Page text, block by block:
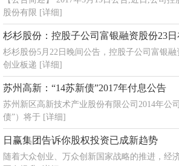
股份有限 [详细]
杉杉股份：控股子公司富银融资股份23
杉杉股份5月22日晚间公告，控股子公司富银
创业板递 [详细]
苏州高新：“14苏新债”2017年付息公告
苏州新区高新技术产业股份有限公司2014年公
债”）将于 [详细]
日赢集团告诉你股权投资已成新趋势
随着大众创业、万众创新国家战略的推进，经